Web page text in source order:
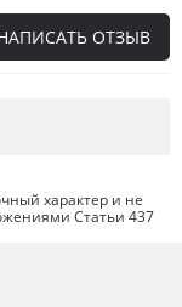
ОТЗЫВ
его вам в
характер и не
Статьи 437